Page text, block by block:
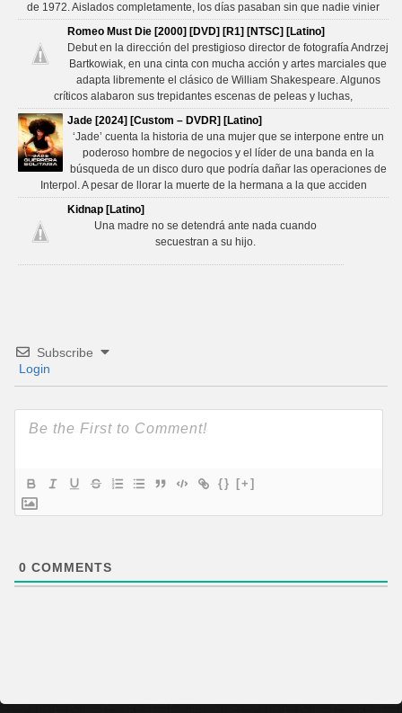
de 1972. Aislados completamente, los días pasaban sin que nadie vinier
Romeo Must Die [2000] [DVD] [R1] [NTSC] [Latino]
Debut en la dirección del prestigioso director de fotografía Andrzej
Bartkowiak, en una cinta con mucha acción y artes marciales que
adapta libremente el clásico de William Shakespeare. Algunos
críticos alabaron sus trepidantes escenas de peleas y luchas,
Jade [2024] [Custom – DVDR] [Latino]
‘Jade’ cuenta la historia de una mujer que se interpone entre un
poderoso hombre de negocios y el líder de una banda en la
búsqueda de un disco duro que podría dañar las operaciones de
Interpol. A pesar de llorar la muerte de la hermana a la que acciden
Kidnap [Latino]
Una madre no se detendrá ante nada cuando
secuestran a su hijo.
Subscribe
Login
{} [+]
0 COMMENTS